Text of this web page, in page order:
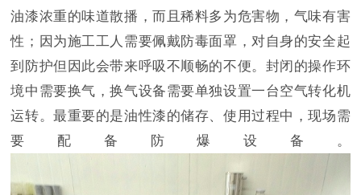
油漆浓重的味道散播，而且稀料多为危害物，气味有害
性；因为施工工人需要佩戴防毒面罩，对自身的安全起
到防护但因此会带来呼吸不顺畅的不便。封闭的操作环
境中需要换气，换气设备需要单独设置一台空气转化机
运转。最重要的是油性漆的储存、使用过程中，现场需
要配备防爆设备。